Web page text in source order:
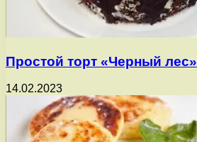
Простой торт «Черный лес»
14.02.2023